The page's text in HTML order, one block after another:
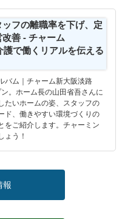
ッフの離職率を下げ、定
善 - チャーム
で働くリアルを伝える
バム｜チャーム新大阪淡路
。ホーム長の山田省吾さんに
たいホームの姿、スタッフの
ド、働きやすい環境づくりの
をご紹介します。チャーミン
ょう！
報